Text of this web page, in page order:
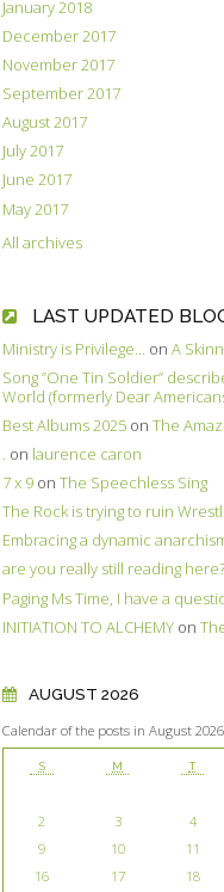
January 2018
December 2017
November 2017
September 2017
August 2017
July 2017
June 2017
May 2017
All archives
LAST UPDATED
Ministry is Privilege... on A
Song ”One Tin Soldier”
World (formerly Dear
Best Albums 2025 on The
. on laurence caron
7 x 9 on The Speechless Sing
The Rock is trying to ruin
Embracing a dynamic
are you really still reading here?
Paging Ms Time, I have a
INITIATION TO ALCHEMY on
AUGUST 2026
Calendar of the posts in August 2026
S M T
2
3 4
9
10 11
16
17 18